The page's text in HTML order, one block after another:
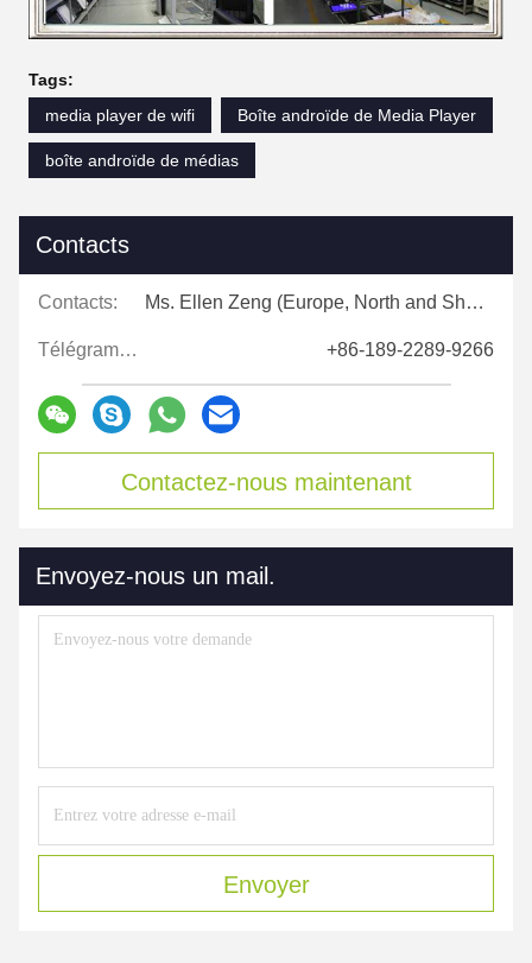
Tags:
media player de wifi
Boîte androïde de Media Player
boîte androïde de médias
Contacts
Contacts: Ms. Ellen Zeng (Europe, North and Shouth America)
Télégramme: +86-189-2289-9266
Contactez-nous maintenant
Envoyez-nous un mail.
Envoyer